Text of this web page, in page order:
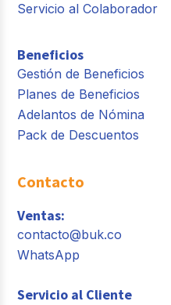
Servicio al Colaborador
Beneficios
Gestión de Beneficios
Planes de Beneficios
Adelantos de Nómina
Pack de Descuentos
Contacto
Ventas:
contacto@buk.co
WhatsApp
Servicio al Cliente